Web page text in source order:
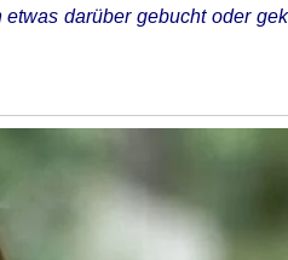
darüber gebucht oder